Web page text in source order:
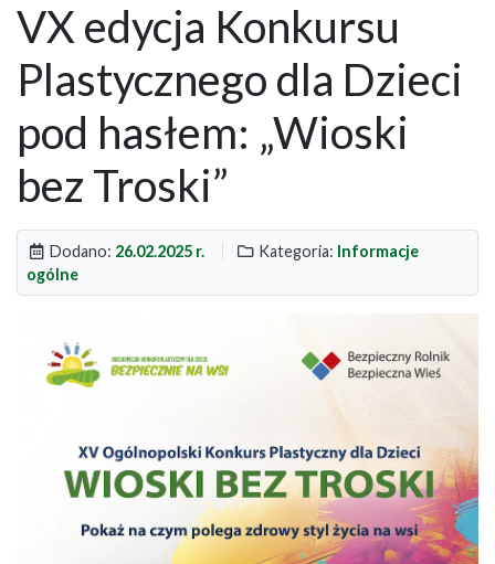
VX edycja Konkursu
Plastycznego dla Dzieci
pod hasłem: „Wioski
bez Troski”
Dodano: 26.02.2025 r. Kategoria: Informacje
ogólne